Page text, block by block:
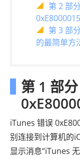
第 2 部
0xE8000015
第 3 部
的最简单方
第 1 部
iTunes 错误
别连接到计算机的
显示消息“iTunes